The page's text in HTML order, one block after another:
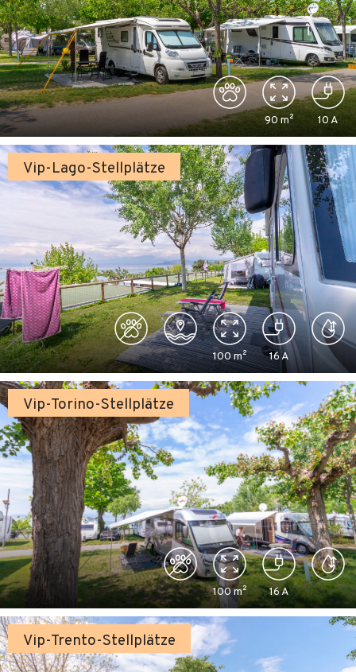
90 m² 10A
Vip-Lago-Stellplätze
100 m² 16A
Vip-Torino-Stellplätze
100 m² 16A
Vip-Trento-Stellplätze